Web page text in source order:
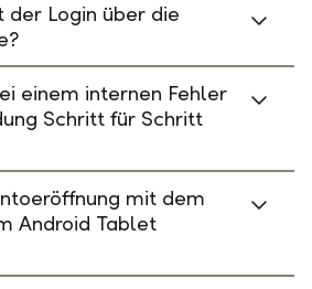
der Login über die
einem internen Fehler
Schritt für Schritt
mit dem
Android Tablet